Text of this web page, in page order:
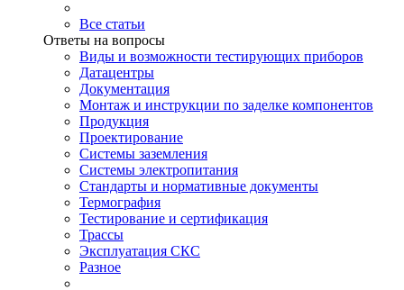
Все статьи
Ответы на вопросы
Виды и возможности тестирующих приборов
Датацентры
Документация
Монтаж и инструкции по заделке компонентов
Продукция
Проектирование
Системы заземления
Системы электропитания
Стандарты и нормативные документы
Термография
Тестирование и сертификация
Трассы
Эксплуатация СКС
Разное